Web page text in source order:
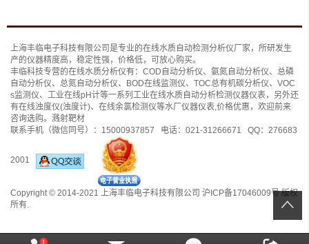
上海丰临电子科技有限公司是专业的在线水质自动检测分析仪厂家，所研发生
产的仪器精度高，稳定性强，价格低，可放心购买。
丰临科技专营的在线水质分析仪有： COD自动分析仪、 氨氮自动分析仪、 总磷
自动分析仪、 总氮自动分析仪、 BOD在线监测仪、 TOC总有机碳分析仪、 VOC
s监测仪、工业在线pH计等一系列工业在线水质自动分析检测仪器仪表，另外还
有在线浊度仪(浊度计)、 在线余氯检测仪等水厂仪器仪表,价格优惠，欢迎前来
咨询选购。 溅射靶材
联系手机（微信同号）： 15000937857 电话： 021-31266671 QQ： 276683
2001
Copyright © 2014-2021 上海丰临电子科技有限公司 沪ICP备17046009号版权
所有.